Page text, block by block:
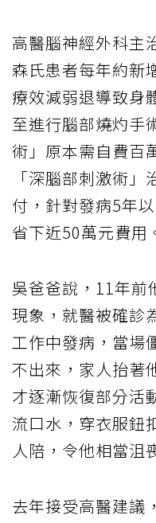
高醫腦神經外科主
森氏患者每年約新
療效減弱退導致身
至進行腦部燒灼手
術」原本需自費百
「深腦部刺激術
付，針對發病5年
省下近50萬元費用
吳爸爸說，11年前
現象，就醫被確診
工作中發病，當場
不出來，家人抬著
才逐漸恢復部分活
流口水，穿衣服鈕
人陪，令他相當沮
去年接受高醫建議